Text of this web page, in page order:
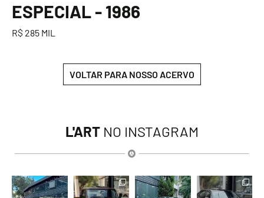
ESPECIAL - 1986
R$ 285 MIL
VOLTAR PARA NOSSO ACERVO
L'ART NO INSTAGRAM
lart.br
Ago 7
lart.br
Ago 7
lart.br
Ago 6
lart.br
Ago 6